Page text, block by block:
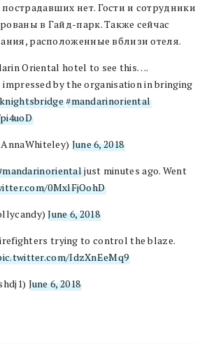
нет. Гости и сотрудники
в Гайд-парк. Также сейчас
расположенные вблизи отеля.
Oriental hotel to see this….
by the organisation in bringing
#mandarinoriental
June 6, 2018
just minutes ago. Went
0MxlFjOohD
June 6, 2018
trying to control the blaze.
IdzXnEeMq9
June 6, 2018